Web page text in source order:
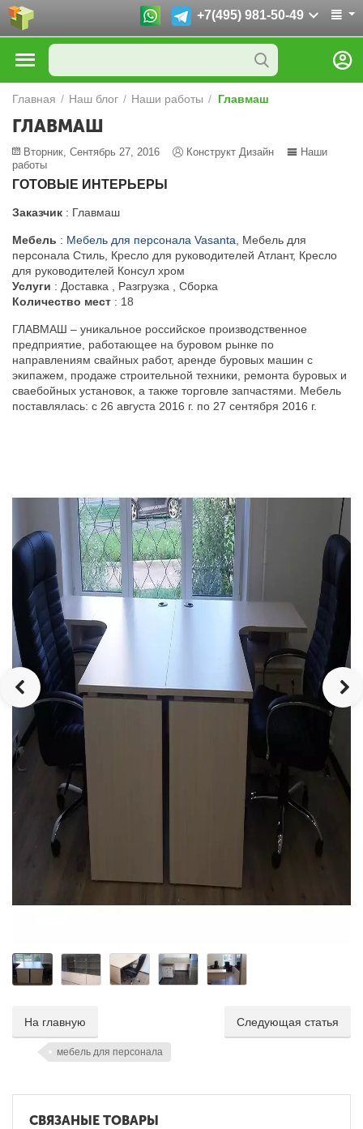
+7(495) 981-50-49
Главная / Наш блог / Наши работы / Главмаш
ГЛАВМАШ
Вторник, Сентябрь 27, 2016 Конструкт Дизайн
Наши
работы
ГОТОВЫЕ ИНТЕРЬЕРЫ
Заказчик : Главмаш
Мебель : Мебель для персонала Vasanta , Мебель для
персонала Стиль, Кресло для руководителей Атлант, Кресло
для руководителей Консул хром
Услуги : Доставка , Разгрузка , Сборка
Количество мест : 18
ГЛАВМАШ – уникальное российское производственное
предприятие, работающее на буровом рынке по
направлениям свайных работ, аренде буровых машин с
экипажем, продаже строительной техники, ремонта буровых и
сваебойных установок, а также торговле запчастями. Мебель
поставлялась: с 26 августа 2016 г. по 27 сентября 2016 г.
На главную Следующая статья
мебель для персонала
СВЯЗАНЫЕ ТОВАРЫ